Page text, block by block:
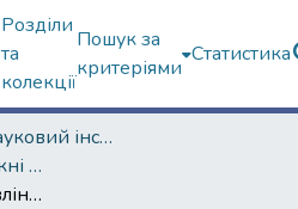
Розділи
та
колекції
Пошук за
критеріями
Статистика
Навчально-науковий інститут "Каразінська школа бізнесу"
Кваліфікаційні випускні роботи магістрів. Навчально-науковий інститут "Каразінська школа бізнесу"
Удосконалення управління фінансовою діяльністю підприємства